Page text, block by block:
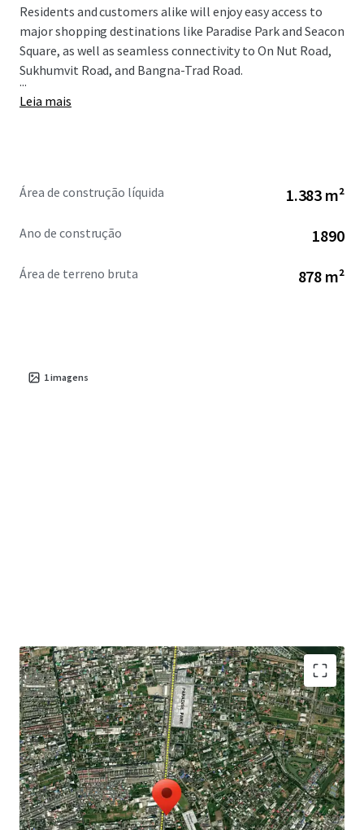
Residents and customers alike will enjoy easy access to
major shopping destinations like Paradise Park and Seacon
Square, as well as seamless connectivity to On Nut Road,
Sukhumvit Road, and Bangna-Trad Road.
...
Leia mais
Área de construção líquida 1.383 m²
Ano de construção 1890
Área de terreno bruta 878 m²
1imagens
Land area: 219.5 sqw.
GFA: 1,383 sqm.
Parking available: 15